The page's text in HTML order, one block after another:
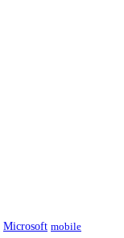
Microsoft mobile